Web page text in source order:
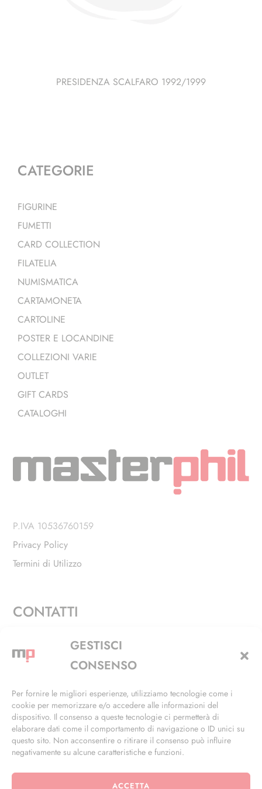
GESTISCI
CONSENSO
Per fornire le migliori esperienze, utilizziamo tecnologie come i
cookie per memorizzare e/o accedere alle informazioni del
dispositivo. Il consenso a queste tecnologie ci permetterà di
elaborare dati come il comportamento di navigazione o ID unici su
questo sito. Non acconsentire o ritirare il consenso può influire
negativamente su alcune caratteristiche e funzioni.
ACCETTA
PRESIDENZA SCALFARO 1992/1999
CATEGORIE
FIGURINE
FUMETTI
CARD COLLECTION
FILATELIA
NUMISMATICA
CARTAMONETA
CARTOLINE
POSTER E LOCANDINE
COLLEZIONI VARIE
OUTLET
GIFT CARDS
CATALOGHI
P.IVA 10536760159
Privacy Policy
Termini di Utilizzo
CONTATTI
Via Alfieri, 27 - Trezzano Sul Naviglio (MI)
+39 02 4846 3155
info@masterphil.it